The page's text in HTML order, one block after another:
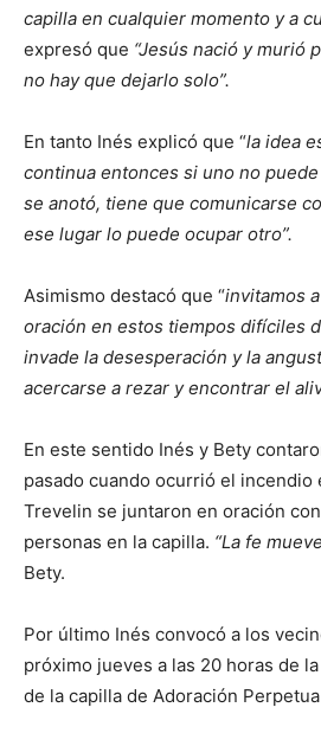
capilla en cualquier momento y a
expresó que “Jesús nació y murió
no hay que dejarlo solo”.
En tanto Inés explicó que “la idea
continua entonces si uno no
se anotó, tiene que comunicarse
ese lugar lo puede ocupar otro”.
Asimismo destacó que “invitamos
oración en estos tiempos difíciles
invade la desesperación y la
acercarse a rezar y encontrar el
En este sentido Inés y Bety
pasado cuando ocurrió el incendio
Trevelin se juntaron en oración
personas en la capilla. “La fe
Bety.
Por último Inés convocó a los
próximo jueves a las 20 horas de
de la capilla de Adoración